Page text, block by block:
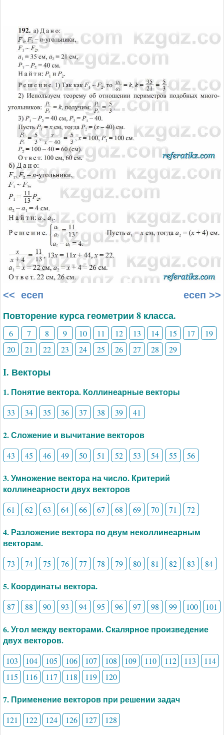
<< есеп есеп >>
Повторение курса геометрии 8 класса.
6 7 8 9 10 11 12 13 14 15 17
19
20
21 22 23 24 25 26 27 28 29
I. Векторы
1. Понятие вектора. Коллинеарные векторы
33 34 35 36 37 38 39 41
2. Сложение и вычитание векторов
43 45 46 49 50 51 52 53 54 55 56
3. Умножение вектора на число. Критерий
коллинеарности двух векторов
61 62 63 64 66 67 68 69 70 71 72
4. Разложение вектора по двум неколлинеарным
векторам.
73 74 75 76 77 78 79 80 81 82 83 84
5. Координаты вектора.
87 88 90 93 94 95 96 97 98 99 100 101
6. Угол между векторами. Скалярное произведение
двух векторов.
103 104 105 106 107 108 109 110 112 113
114
115
116 117 118 119 120
7. Применение векторов при решении задач
121 122 124 126 127 128